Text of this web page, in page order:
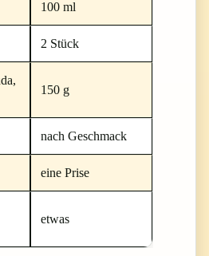
100 ml
2 Stück
150 g
nach Geschmack
eine Prise
etwas